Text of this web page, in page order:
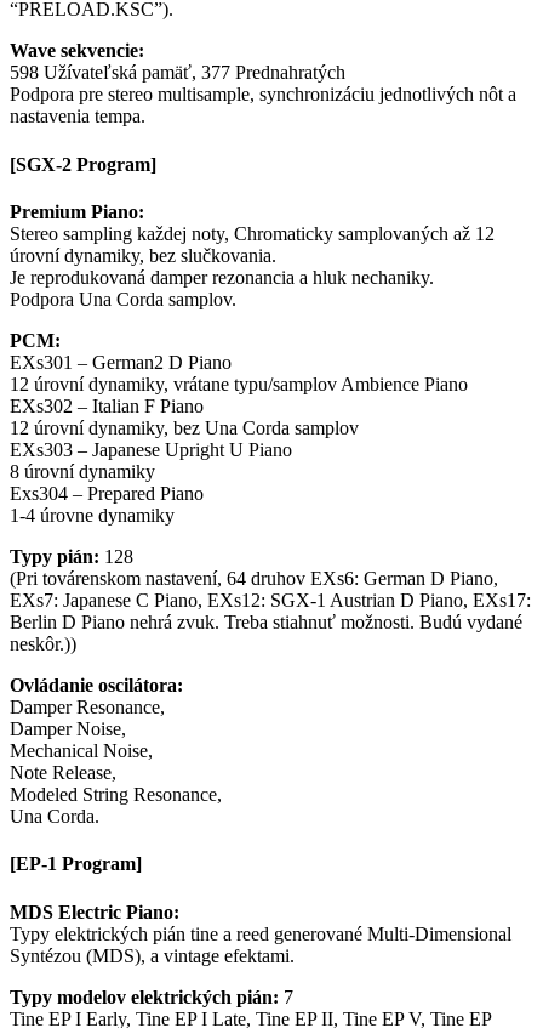
“PRELOAD.KSC”).
Wave sekvencie:
598 Užívateľská pamäť, 377 Prednahratých
Podpora pre stereo multisample, synchronizáciu jednotlivých nôt a
nastavenia tempa.
[SGX-2 Program]
Premium Piano:
Stereo sampling každej noty, Chromaticky samplovaných až 12
úrovní dynamiky, bez slučkovania.
Je reprodukovaná damper rezonancia a hluk nechaniky.
Podpora Una Corda samplov.
PCM:
EXs301 – German2 D Piano
12 úrovní dynamiky, vrátane typu/samplov Ambience Piano
EXs302 – Italian F Piano
12 úrovní dynamiky, bez Una Corda samplov
EXs303 – Japanese Upright U Piano
8 úrovní dynamiky
Exs304 – Prepared Piano
1-4 úrovne dynamiky
Typy pián: 128
(Pri továrenskom nastavení, 64 druhov EXs6: German D Piano,
EXs7: Japanese C Piano, EXs12: SGX-1 Austrian D Piano, EXs17:
Berlin D Piano nehrá zvuk. Treba stiahnuť možnosti. Budú vydané
neskôr.))
Ovládanie oscilátora:
Damper Resonance,
Damper Noise,
Mechanical Noise,
Note Release,
Modeled String Resonance,
Una Corda.
[EP-1 Program]
MDS Electric Piano:
Typy elektrických pián tine a reed generované Multi-Dimensional
Syntézou (MDS), a vintage efektami.
Typy modelov elektrických pián: 7
Tine EP I Early, Tine EP I Late, Tine EP II, Tine EP V, Tine EP